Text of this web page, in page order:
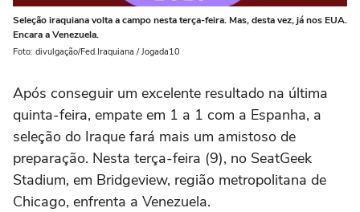
Seleção iraquiana volta a campo nesta terça-feira. Mas, desta vez, já nos EUA.
Encara a Venezuela.
Foto: divulgação/Fed.Iraquiana / Jogada10
Após conseguir um excelente resultado na última
quinta-feira, empate em 1 a 1 com a Espanha, a
seleção do Iraque fará mais um amistoso de
preparação. Nesta terça-feira (9), no SeatGeek
Stadium, em Bridgeview, região metropolitana de
Chicago, enfrenta a Venezuela.